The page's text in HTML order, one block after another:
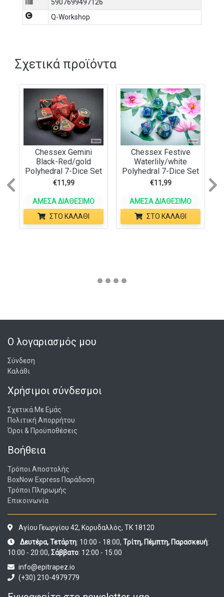
5907699497126
Q-Workshop
Σχετικά προϊόντα
Chessex Gemini
Black-Red/gold
Polyhedral 7-Dice Set
€11,99
ΆΜΕΣΑ ΔΙΑΘΈΣΙΜΟ
ΣΤΟ ΚΑΛΆΘΙ
Chessex Festive
Waterlily/white
Polyhedral 7-Dice Set
€11,99
ΆΜΕΣΑ ΔΙΑΘΈΣΙΜΟ
ΣΤΟ ΚΑΛΆΘΙ
Previous
Ο λογαριασμός μου
Σύνδεση
Καλάθι
Χρήσιμοι σύνδεσμοι
Σχετικά Με Εμάς
Πολιτική Απορρήτου
Όροι & Προϋποθέσεις
Βοήθεια
Τρόποι Αποστολής
BoxNow Express Παράδοση
Τρόποι Πληρωμής
Επικοινωνία
Αγίου Γεωργίου 42, Κορυδαλλός, ΤΚ 18120
Δευτέρα, Τετάρτη: 10:00 - 18:00, Τρίτη, Πέμπτη, Παρασκευή:
10:00 - 20:00, Σάββατο: 12:00 - 15:00
info@epitrapez.io
(+30) 210-4979779